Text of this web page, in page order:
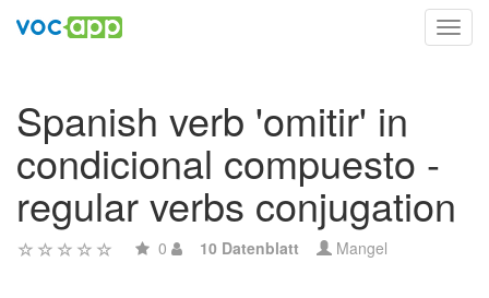
Spanish verb 'omitir' in
condicional compuesto -
regular verbs conjugation
0 10 Datenblatt Mangel